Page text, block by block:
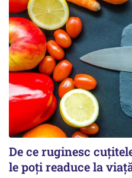
De ce ruginesc
le poți readuce la